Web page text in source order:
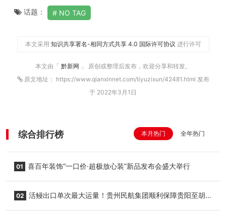
话题： NO TAG
本文采用 知识共享署名-相同方式共享 4.0 国际许可协议 进行许可
本文由「 黔新网 」 原创或整理后发布，欢迎分享和转发。
原文地址： https://www.qianxinnet.com/tiyuzixun/42481.html 发布
于 2022年3月1日
综合排行榜 本月热门 全年热门
01 喜百年装饰“一口价·超极放心装”新品发布会盛大举行
02 活鳗出口单次最大运量！贵州民航集团顺利保障贵阳至胡